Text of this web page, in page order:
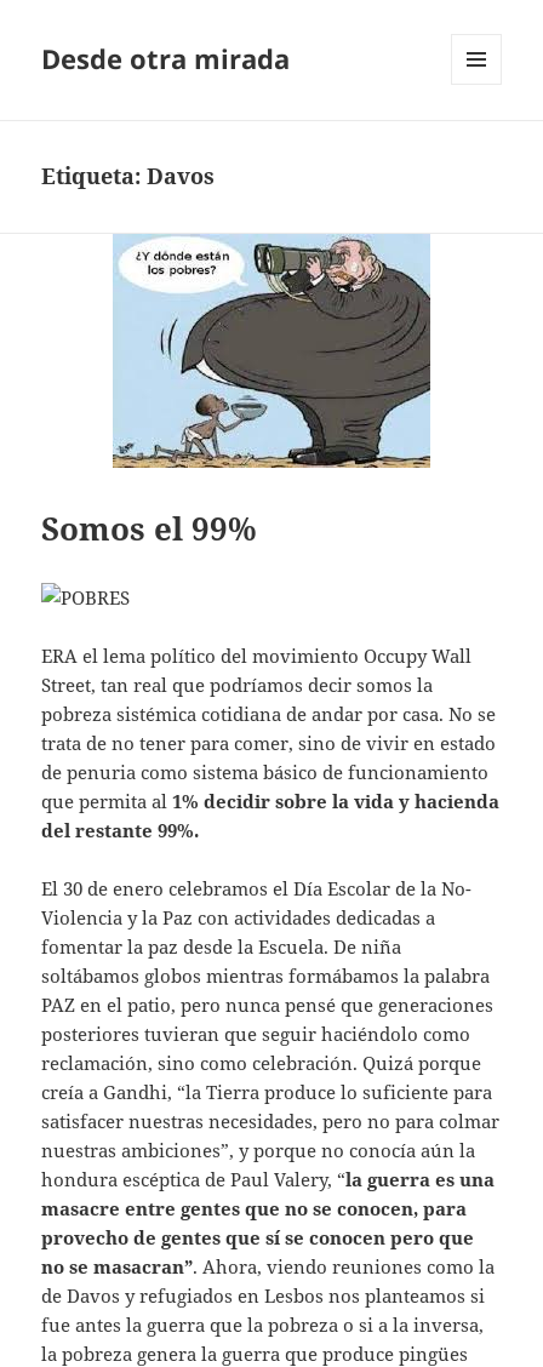
Desde otra mirada
Etiqueta:Davos
Somos el 99%
ERA el lema político del movimiento Occupy Wall
Street, tan real que podríamos decir somos la
pobreza sistémica cotidiana de andar por casa. No se
trata de no tener para comer, sino de vivir en estado
de penuria como sistema básico de funcionamiento
que permita al1% decidir sobre la vida y hacienda
del restante 99%.
El 30 de enero celebramos el Día Escolar de la No-
Violencia y la Paz con actividades dedicadas a
fomentar la paz desde la Escuela. De niña
soltábamos globos mientras formábamos la palabra
PAZ en el patio, pero nunca pensé que generaciones
posteriores tuvieran que seguir haciéndolo como
reclamación, sino como celebración. Quizá porque
creía a Gandhi, “la Tierra produce lo suficiente para
satisfacer nuestras necesidades, pero no para colmar
nuestras ambiciones”, y porque no conocía aún la
hondura escéptica de Paul Valery, “la guerra es una
masacre entre gentes que no se conocen, para
provecho de gentes que sí se conocen pero que
no se masacran”. Ahora, viendo reuniones como la
de Davos y refugiados en Lesbos nos planteamos si
fue antes la guerra que la pobreza o si a la inversa,
la pobreza genera la guerra que produce pingües